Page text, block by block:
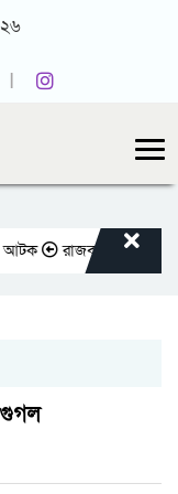
রাজবাড়ীতে বীর
গুগল